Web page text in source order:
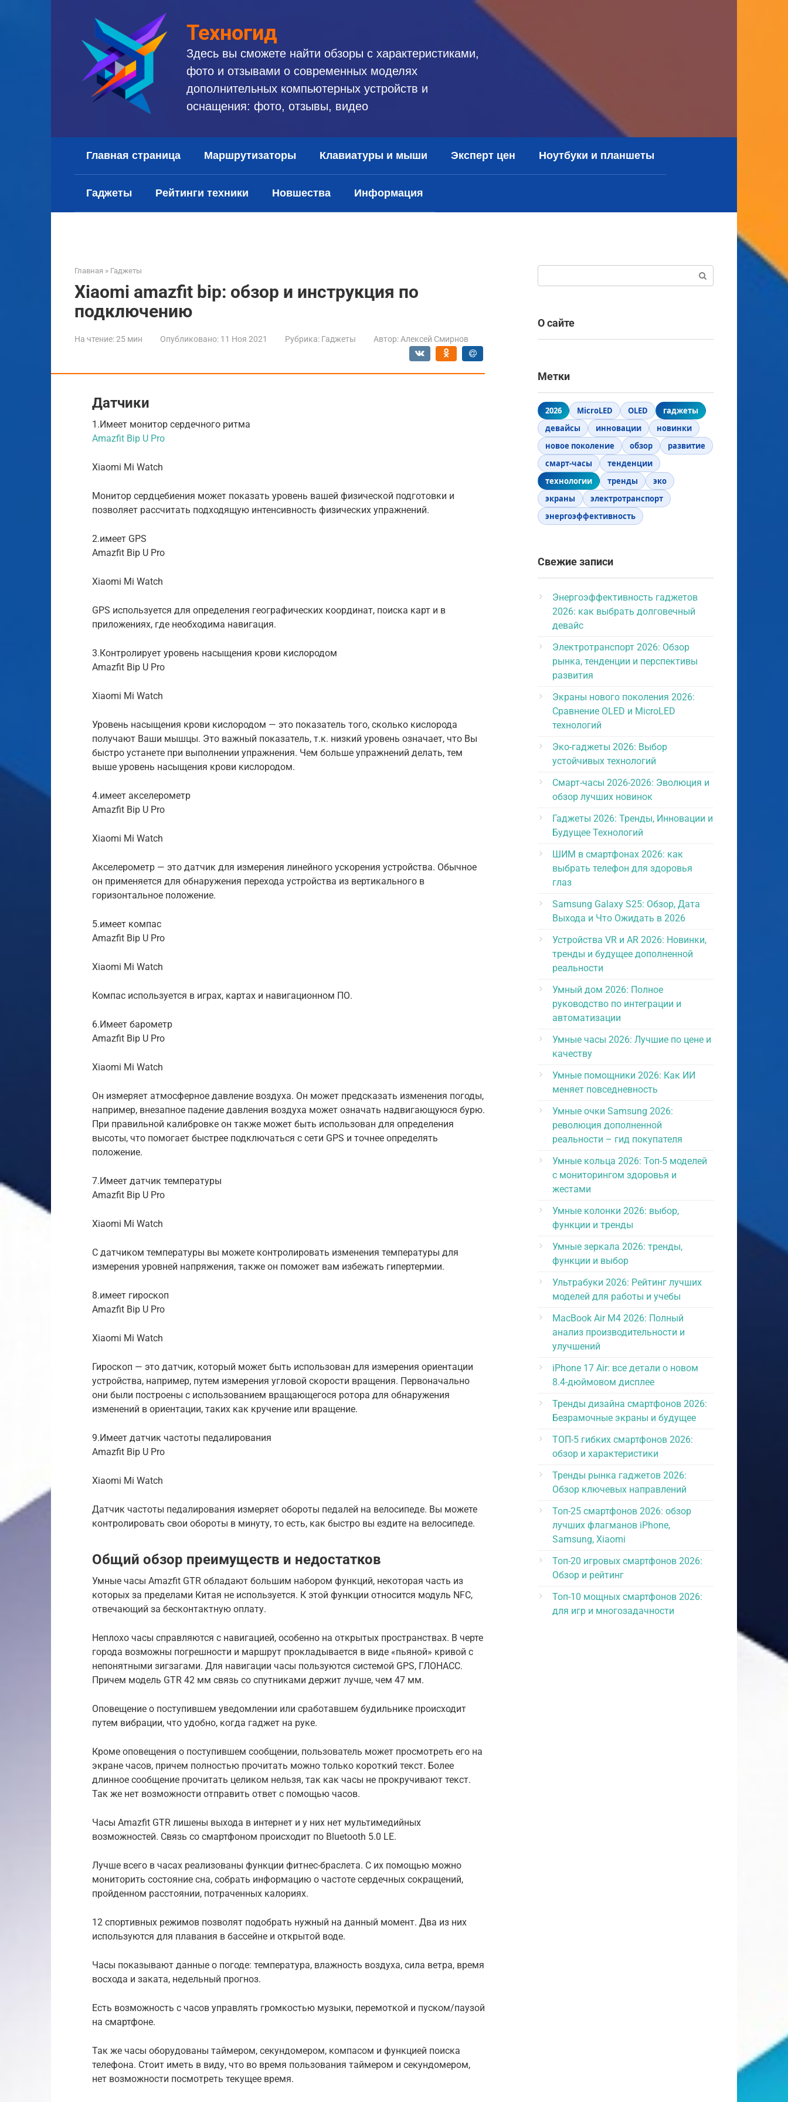
Техногид
Здесь вы сможете найти обзоры с характеристиками,
фото и отзывами о современных моделях
дополнительных компьютерных устройств и
оснащения: фото, отзывы, видео
Главная страница Маршрутизаторы Клавиатуры и мыши Эксперт цен Ноутбуки и планшеты
Гаджеты Рейтинги техники Новшества Информация
Главная » Гаджеты
Xiaomi amazfit bip: обзор и инструкция по
подключению
На чтение:25 мин Опубликовано: 11 Ноя 2021 Рубрика: Гаджеты Автор: Алексей Смирнов
Датчики
1.Имеет монитор сердечного ритма
Amazfit Bip U Pro
Xiaomi Mi Watch
Монитор сердцебиения может показать уровень вашей физической подготовки и
позволяет рассчитать подходящую интенсивность физических упражнений.
2.имеет GPS
Amazfit Bip U Pro
Xiaomi Mi Watch
GPS используется для определения географических координат, поиска карт и в
приложениях, где необходима навигация.
3.Контролирует уровень насыщения крови кислородом
Amazfit Bip U Pro
Xiaomi Mi Watch
Уровень насыщения крови кислородом — это показатель того, сколько кислорода
получают Ваши мышцы. Это важный показатель, т.к. низкий уровень означает, что Вы
быстро устанете при выполнении упражнения. Чем больше упражнений делать, тем
выше уровень насыщения крови кислородом.
4.имеет акселерометр
Amazfit Bip U Pro
Xiaomi Mi Watch
Акселерометр — это датчик для измерения линейного ускорения устройства. Обычное
он применяется для обнаружения перехода устройства из вертикального в
горизонтальное положение.
5.имеет компас
Amazfit Bip U Pro
Xiaomi Mi Watch
Компас используется в играх, картах и навигационном ПО.
6.Имеет барометр
Amazfit Bip U Pro
Xiaomi Mi Watch
Он измеряет атмосферное давление воздуха. Он может предсказать изменения погоды,
например, внезапное падение давления воздуха может означать надвигающуюся бурю.
При правильной калибровке он также может быть использован для определения
высоты, что помогает быстрее подключаться с сети GPS и точнее определять
положение.
7.Имеет датчик температуры
Amazfit Bip U Pro
Xiaomi Mi Watch
С датчиком температуры вы можете контролировать изменения температуры для
измерения уровней напряжения, также он поможет вам избежать гипертермии.
8.имеет гироскоп
Amazfit Bip U Pro
Xiaomi Mi Watch
Гироскоп — это датчик, который может быть использован для измерения ориентации
устройства, например, путем измерения угловой скорости вращения. Первоначально
они были построены с использованием вращающегося ротора для обнаружения
изменений в ориентации, таких как кручение или вращение.
9.Имеет датчик частоты педалирования
Amazfit Bip U Pro
Xiaomi Mi Watch
Датчик частоты педалирования измеряет обороты педалей на велосипеде. Вы можете
контролировать свои обороты в минуту, то есть, как быстро вы ездите на велосипеде.
Общий обзор преимуществ и недостатков
Умные часы Amazfit GTR обладают большим набором функций, некоторая часть из
которых за пределами Китая не используется. К этой функции относится модуль NFC,
отвечающий за бесконтактную оплату.
Неплохо часы справляются с навигацией, особенно на открытых пространствах. В черте
города возможны погрешности и маршрут прокладывается в виде «пьяной» кривой с
непонятными зигзагами. Для навигации часы пользуются системой GPS, ГЛОНАСС.
Причем модель GTR 42 мм связь со спутниками держит лучше, чем 47 мм.
Оповещение о поступившем уведомлении или сработавшем будильнике происходит
путем вибрации, что удобно, когда гаджет на руке.
Кроме оповещения о поступившем сообщении, пользователь может просмотреть его на
экране часов, причем полностью прочитать можно только короткий текст. Более
длинное сообщение прочитать целиком нельзя, так как часы не прокручивают текст.
Так же нет возможности отправить ответ с помощью часов.
Часы Amazfit GTR лишены выхода в интернет и у них нет мультимедийных
возможностей. Связь со смартфоном происходит по Bluetooth 5.0 LE.
Лучше всего в часах реализованы функции фитнес-браслета. С их помощью можно
мониторить состояние сна, собрать информацию о частоте сердечных сокращений,
пройденном расстоянии, потраченных калориях.
12 спортивных режимов позволят подобрать нужный на данный момент. Два из них
используются для плавания в бассейне и открытой воде.
Часы показывают данные о погоде: температура, влажность воздуха, сила ветра, время
восхода и заката, недельный прогноз.
Есть возможность с часов управлять громкостью музыки, перемоткой и пуском/паузой
на смартфоне.
Так же часы оборудованы таймером, секундомером, компасом и функцией поиска
телефона. Стоит иметь в виду, что во время пользования таймером и секундомером,
нет возможности посмотреть текущее время.
О сайте
Метки
2026 MicroLED OLED
гаджеты
девайсы
инновации
новинки
новое поколение
обзор
развитие
смарт-часы
тенденции
технологии
тренды
эко
экраны
электротранспорт
энергоэффективность
Свежие записи
Энергоэффективность гаджетов
2026: как выбрать долговечный
девайс
Электротранспорт 2026: Обзор
рынка, тенденции и перспективы
развития
Экраны нового поколения 2026:
Сравнение OLED и MicroLED
технологий
Эко-гаджеты 2026: Выбор
устойчивых технологий
Смарт-часы 2026-2026: Эволюция и
обзор лучших новинок
Гаджеты 2026: Тренды, Инновации и
Будущее Технологий
ШИМ в смартфонах 2026: как
выбрать телефон для здоровья
глаз
Samsung Galaxy S25: Обзор, Дата
Выхода и Что Ожидать в 2026
Устройства VR и AR 2026: Новинки,
тренды и будущее дополненной
реальности
Умный дом 2026: Полное
руководство по интеграции и
автоматизации
Умные часы 2026: Лучшие по цене и
качеству
Умные помощники 2026: Как ИИ
меняет повседневность
Умные очки Samsung 2026:
революция дополненной
реальности – гид покупателя
Умные кольца 2026: Топ-5 моделей
с мониторингом здоровья и
жестами
Умные колонки 2026: выбор,
функции и тренды
Умные зеркала 2026: тренды,
функции и выбор
Ультрабуки 2026: Рейтинг лучших
моделей для работы и учебы
MacBook Air M4 2026: Полный
анализ производительности и
улучшений
iPhone 17 Air: все детали о новом
8.4-дюймовом дисплее
Тренды дизайна смартфонов 2026:
Безрамочные экраны и будущее
ТОП-5 гибких смартфонов 2026:
обзор и характеристики
Тренды рынка гаджетов 2026:
Обзор ключевых направлений
Топ-25 смартфонов 2026: обзор
лучших флагманов iPhone,
Samsung, Xiaomi
Топ-20 игровых смартфонов 2026:
Обзор и рейтинг
Топ-10 мощных смартфонов 2026:
для игр и многозадачности